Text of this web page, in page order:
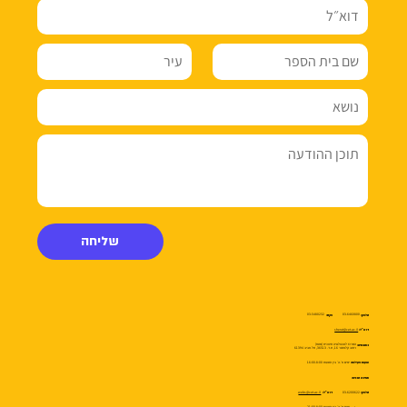
שליחה
03-5480232 פקס: 03-6460800 טלפון:
sherut@cet.ac.il דוא״ל:
המרכז לטכנולוגיה חינוכית (מטח)
רחוב קלאוזנר 16, ת.ד. 36513, תל אביב 61394
כתובתינו:
ימים א׳-ה׳ בין השעות 16:00-8:00 שעות פעילות:
תמיכה טכנית:
webs@cet.ac.il דוא״ל: 03-6200622 טלפון: